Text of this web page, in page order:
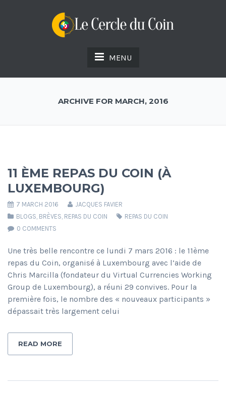
MENU
ARCHIVE FOR MARCH, 2016
11 ÈME REPAS DU COIN (À
LUXEMBOURG)
7 MARCH 2016
JACQUES FAVIER
BLOGS, BRÈVES, REPAS DU COIN
REPAS DU COIN
0 COMMENTS
Une très belle rencontre ce lundi 7 mars 2016 : le 11ème
repas du Coin, organisé à Luxembourg avec l’aide de
Chris Marcilla (fondateur du Virtual Currencies Working
Group de Luxembourg), a réuni 29 convives. Pour la
première fois, le nombre des « nouveaux participants »
dépassait très largement celui
READ MORE